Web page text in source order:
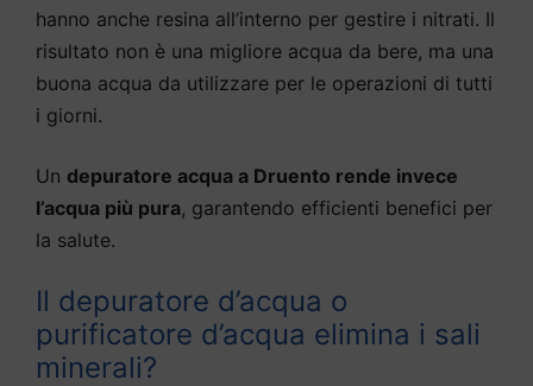
hanno anche resina all’interno per gestire i nitrati. Il
risultato non è una migliore acqua da bere, ma una
buona acqua da utilizzare per le operazioni di tutti
i giorni.
Un depuratore acqua a Druento rende invece
l’acqua più pura, garantendo efficienti benefici per
la salute.
Il depuratore d’acqua o
purificatore d’acqua elimina i sali
minerali?